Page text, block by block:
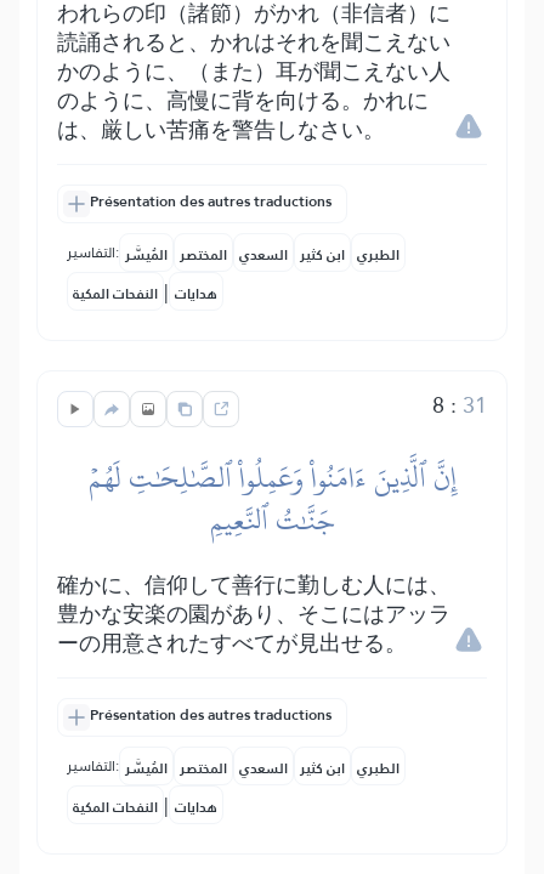
われらの印（諸節）がかれ（非信者）に
読誦されると、かれはそれを聞こえない
かのように、（また）耳が聞こえない人
のように、高慢に背を向ける。かれに
は、厳しい苦痛を警告しなさい。
Présentation des autres traductions
التفاسير: المُيسَّر المختصر السعدي ابن كثير الطبري
النفحات المكية | هدايات
8 : 31
إِنَّ ٱلَّذِينَ ءَامَنُواْ وَعَمِلُواْ ٱلصَّٰلِحَٰتِ لَهُمۡ
جَنَّٰتُ ٱلنَّعِيمِ
確かに、信仰して善行に勤しむ人には、
豊かな安楽の園があり、そこにはアッラ
ーの用意されたすべてが見出せる。
Présentation des autres traductions
التفاسير: المُيسَّر المختصر السعدي ابن كثير الطبري
النفحات المكية | هدايات